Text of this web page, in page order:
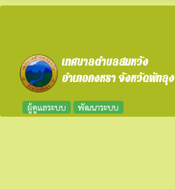
เทศบาลตำบลสมหวัง
อำเภอกงหรา จังหวัดพัทลุง
ผู้ดูแลระบบ พัฒนาระบบ